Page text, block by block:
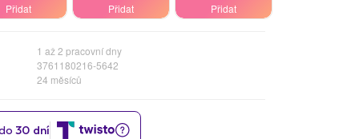
Přidat
Přidat Přidat
1 až 2 pracovní dny
3761180216-5642
24 měsíců